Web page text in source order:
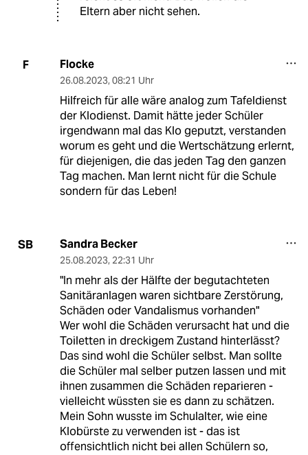
Eltern aber nicht sehen.
F Flocke
26.08.2023, 08:21 Uhr
Hilfreich für alle wäre analog zum Tafeldienst
der Klodienst. Damit hätte jeder Schüler
irgendwann mal das Klo geputzt, verstanden
worum es geht und die Wertschätzung erlernt,
für diejenigen, die das jeden Tag den ganzen
Tag machen. Man lernt nicht für die Schule
sondern für das Leben!
SB Sandra Becker
25.08.2023, 22:31 Uhr
"In mehr als der Hälfte der begutachteten
Sanitäranlagen waren sichtbare Zerstörung,
Schäden oder Vandalismus vorhanden"
Wer wohl die Schäden verursacht hat und die
Toiletten in dreckigem Zustand hinterlässt?
Das sind wohl die Schüler selbst. Man sollte
die Schüler mal selber putzen lassen und mit
ihnen zusammen die Schäden reparieren -
vielleicht wüssten sie es dann zu schätzen.
Mein Sohn wusste im Schulalter, wie eine
Klobürste zu verwenden ist - das ist
offensichtlich nicht bei allen Schülern so,